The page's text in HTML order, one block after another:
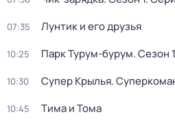
07:35 Лунтик и его друзья
10:25 Парк Турум-бурум. Сезон 1
10:30 Супер Крылья.
10:45 Тима и Тома